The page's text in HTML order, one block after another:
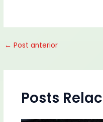
← Post anterior
Posts